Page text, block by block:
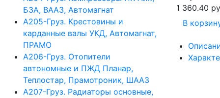
БЗА, ВААЗ, Автомагнат
А205-Груз. Крестовины и
карданные валы УКД, Автомагнат,
ПРАМО
А206-Груз. Отопители
автономные и ПЖД Планар,
Теплостар, Прамотроник, ШААЗ
А207-Груз. Радиаторы основные,
1 360.40
В